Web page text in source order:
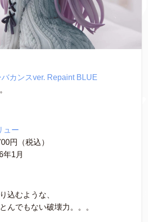
カンスver. Repaint BLUE
ュー
: ‎ 18,700円（税込）
2026年1月
込むような、
んでもない破壊力。。。